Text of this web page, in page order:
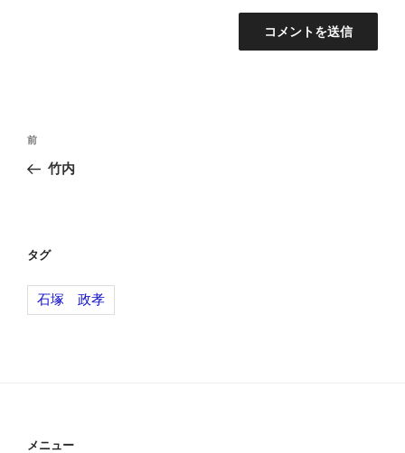
投
ナ
ー
シ
ョ
前
の
前
竹内
タグ
石塚 政孝
メニュー